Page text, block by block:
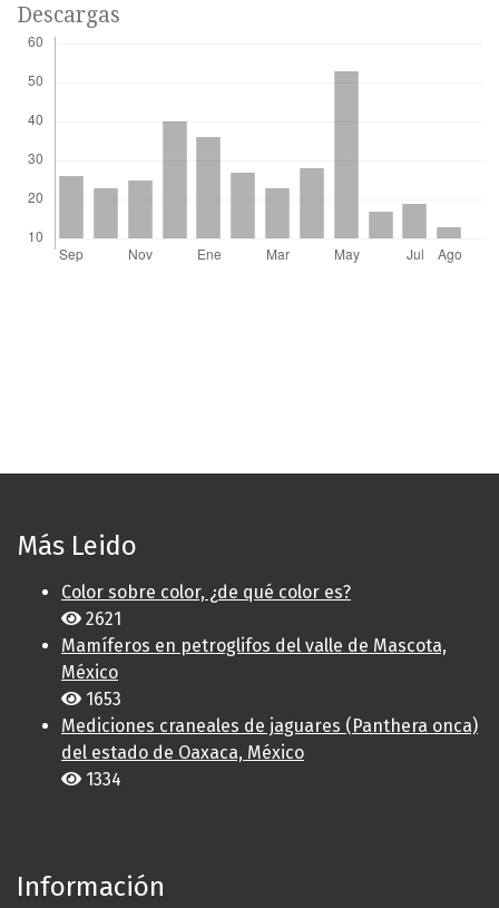
Descargas
Más Leido
Color sobre color, ¿de qué color es?
2621
Mamíferos en petroglifos del valle de Mascota,
México
1653
Mediciones craneales de jaguares (Panthera onca)
del estado de Oaxaca, México
1334
Información